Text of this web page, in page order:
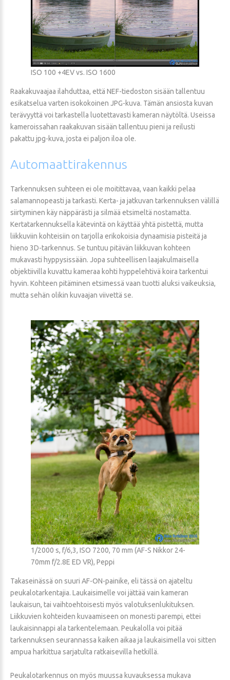
ISO 100 +4EV vs. ISO 1600
Raakakuvaajaa ilahduttaa, että NEF-tiedoston sisään tallentuu
esikatselua varten isokokoinen JPG-kuva. Tämän ansiosta kuvan
terävyyttä voi tarkastella luotettavasti kameran näytöltä. Useissa
kameroissahan raakakuvan sisään tallentuu pieni ja reilusti
pakattu jpg-kuva, josta ei paljon iloa ole.
Automaattirakennus
Tarkennuksen suhteen ei ole moitittavaa, vaan kaikki pelaa
salamannopeasti ja tarkasti. Kerta- ja jatkuvan tarkennuksen välillä
siirtyminen käy näppärästi ja silmää etsimeltä nostamatta.
Kertatarkennuksella kätevintä on käyttää yhtä pistettä, mutta
liikkuviin kohteisiin on tarjolla erikokoisia dynaamisia pisteitä ja
hieno 3D-tarkennus. Se tuntuu pitävän liikkuvan kohteen
mukavasti hyppysissään. Jopa suhteellisen laajakulmaisella
objektiivilla kuvattu kameraa kohti hyppelehtivä koira tarkentui
hyvin. Kohteen pitäminen etsimessä vaan tuotti aluksi vaikeuksia,
mutta sehän olikin kuvaajan viivettä se.
1/2000 s, f/6,3, ISO 7200, 70 mm (AF-S Nikkor 24-
70mm f/2.8E ED VR), Peppi
Takaseinässä on suuri AF-ON-painike, eli tässä on ajateltu
peukalotarkentajia. Laukaisimelle voi jättää vain kameran
laukaisun, tai vaihtoehtoisesti myös valotuksenlukituksen.
Liikkuvien kohteiden kuvaamiseen on monesti parempi, ettei
laukaisinnappi ala tarkentelemaan. Peukalolla voi pitää
tarkennuksen seurannassa kaiken aikaa ja laukaisimella voi sitten
ampua harkittua sarjatulta ratkaisevilla hetkillä.
Peukalotarkennus on myös muussa kuvauksessa mukava